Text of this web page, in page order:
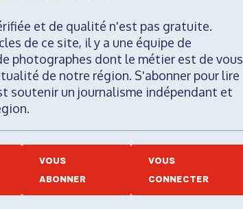
et de qualité n'est pas gratuite.
de ce site, il y a une équipe de
photographes dont le métier est de vous
de notre région. S'abonner pour lire
soutenir un journalisme indépendant et
VOUS
ABONNER
VOUS
CONNECTER